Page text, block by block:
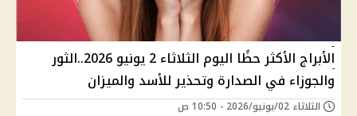
الأبراج الأكثر حظًا اليوم الثلاثاء 2 يونيو 2026..الثور
والجوزاء في الصدارة وتحذير للأسد والميزان
الثلاثاء 02/يونيو/2026 - 10:50 ص